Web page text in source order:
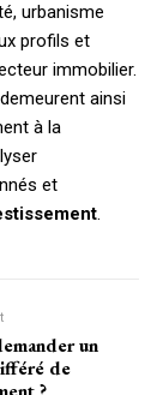
urbanisme
profils et
immobilier.
demeurent ainsi
à la
et
.
un
de